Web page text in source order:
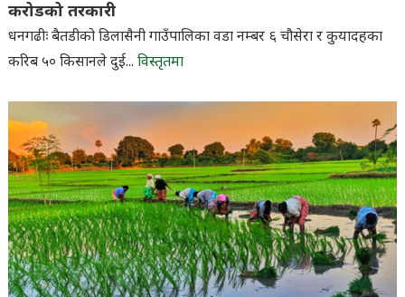
करोडको तरकारी
धनगढीः बैतडीको डिलासैनी गाउँपालिका वडा नम्बर ६ चौसेरा र कुयादहका
करिब ५० किसानले दुई... विस्तृतमा